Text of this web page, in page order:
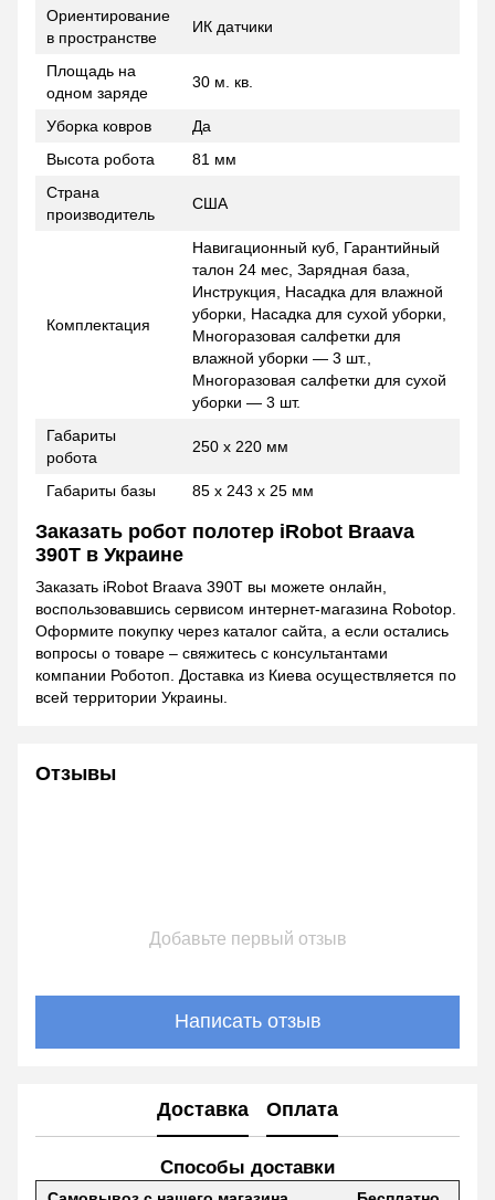
Ориентирование
в пространстве
ИК датчики
Площадь на
одном заряде
30 м. кв.
Уборка ковров
Да
Высота робота
81 мм
Страна
производитель
США
Комплектация
Навигационный куб, Гарантийный
талон 24 мес, Зарядная база,
Инструкция, Насадка для влажной
уборки, Насадка для сухой уборки,
Многоразовая салфетки для
влажной уборки — 3 шт.,
Многоразовая салфетки для сухой
уборки — 3 шт.
Габариты
робота
250 х 220 мм
Габариты базы 85 х 243 х 25 мм
Заказать робот полотер iRobot Braava
390Т в Украине
Заказать iRobot Braava 390Т вы можете онлайн,
воспользовавшись сервисом интернет-магазина Robotop.
Оформите покупку через каталог сайта, а если остались
вопросы о товаре – свяжитесь с консультантами
компании Роботоп. Доставка из Киева осуществляется по
всей территории Украины.
Отзывы
Добавьте первый отзыв
Написать отзыв
Доставка Оплата
Способы доставки